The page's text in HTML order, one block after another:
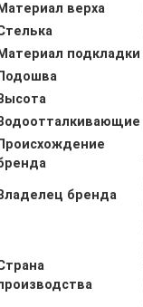
верха
подкладки
бренда